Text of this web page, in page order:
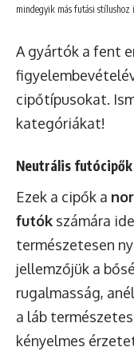
mindegyik más futási stílushoz
A gyártók a fent
cipőtípusokat.
kategóriákat!
Neutrális
Ezek a cipők a
futók számára
természetesen
jellemzőjük a
rugalmasság,
a láb
kényelmes